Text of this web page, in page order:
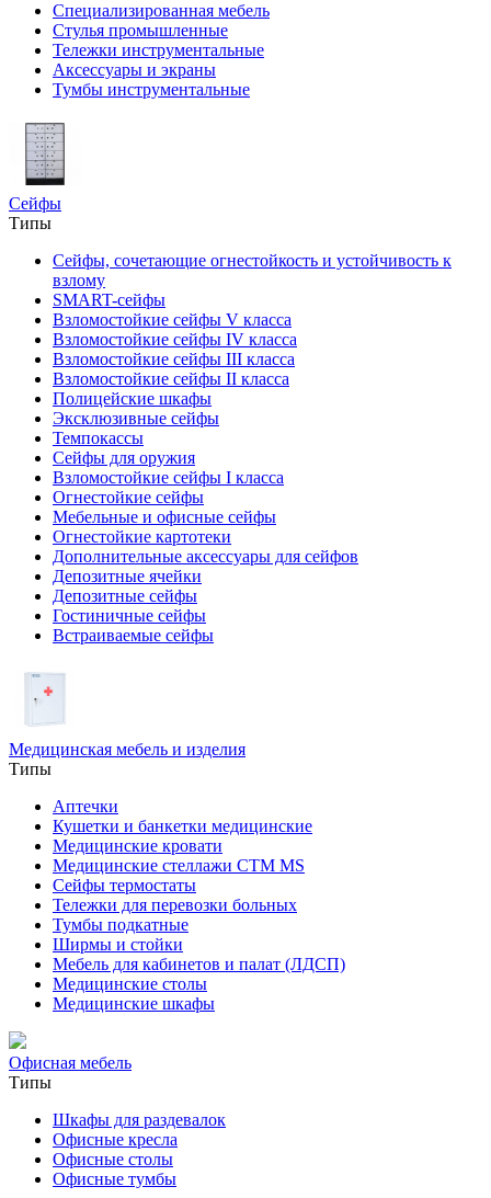
Специализированная мебель
Стулья промышленные
Тележки инструментальные
Аксессуары и экраны
Тумбы инструментальные
Сейфы
Типы
Сейфы, сочетающие огнестойкость и устойчивость к
взлому
SMART-сейфы
Взломостойкие сейфы V класса
Взломостойкие сейфы IV класса
Взломостойкие сейфы III класса
Взломостойкие сейфы II класса
Полицейские шкафы
Эксклюзивные сейфы
Темпокассы
Сейфы для оружия
Взломостойкие сейфы I класса
Огнестойкие сейфы
Мебельные и офисные сейфы
Огнестойкие картотеки
Дополнительные аксессуары для сейфов
Депозитные ячейки
Депозитные сейфы
Гостиничные сейфы
Встраиваемые сейфы
Медицинская мебель и изделия
Типы
Аптечки
Кушетки и банкетки медицинские
Медицинские кровати
Медицинские стеллажи CTM MS
Сейфы термостаты
Тележки для перевозки больных
Тумбы подкатные
Ширмы и стойки
Мебель для кабинетов и палат (ЛДСП)
Медицинские столы
Медицинские шкафы
Офисная мебель
Типы
Шкафы для раздевалок
Офисные кресла
Офисные столы
Офисные тумбы